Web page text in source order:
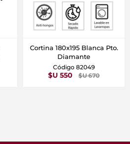
Cortina 180x195 Blanca Pto.
Diamante
Código 82049
$U 550 $U 670